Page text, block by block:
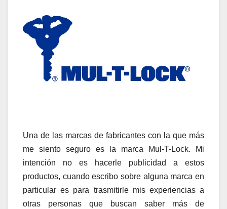
Una de las marcas de fabricantes con la que más
me siento seguro es la marca Mul-T-Lock. Mi
intención no es hacerle publicidad a estos
productos, cuando escribo sobre alguna marca en
particular es para trasmitirle mis experiencias a
otras personas que buscan saber más de